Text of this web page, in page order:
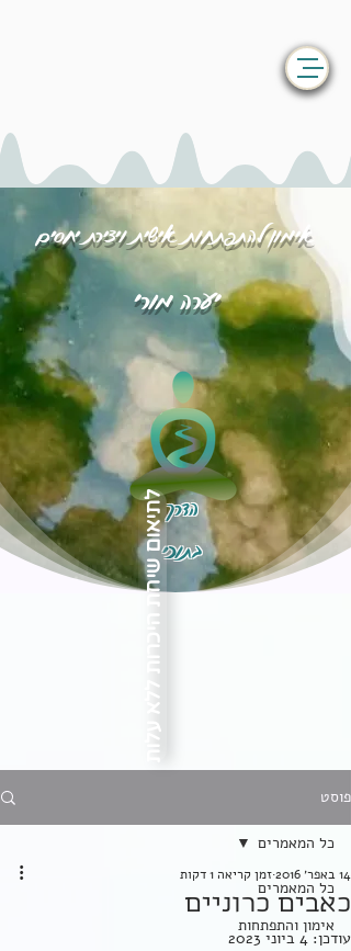
אימון להתפתחות אישית ויצירת יחסים
יערה מורי
הדרך
בתוכילתיאום שיחת היכרות ללא עלות
פוסט
כל המאמרים
אימון והתפתחות
כל המאמרים
כאבים כרוניים
14 באפר׳ 2016 זמן קריאה 1 דקות
עודכן: 4 ביוני 2023